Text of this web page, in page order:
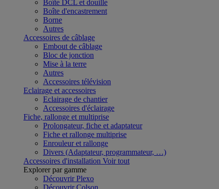
Boîte DCL et douille
Boîte d'encastrement
Borne
Autres
Accessoires de câblage
Embout de câblage
Bloc de jonction
Mise à la terre
Autres
Accessoires télévision
Eclairage et accessoires
Eclairage de chantier
Accessoires d'éclairage
Fiche, rallonge et multiprise
Prolongateur, fiche et adaptateur
Fiche et rallonge multiprise
Enrouleur et rallonge
Divers (Adaptateur, programmateur, …)
Accessoires d'installation Voir tout
Explorer par gamme
Découvrir Plexo
Découvrir Colson